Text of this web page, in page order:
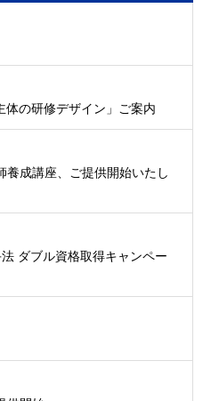
体の研修デザイン」ご案内
養成講座、ご提供開始いたし
ダブル資格取得キャンペー